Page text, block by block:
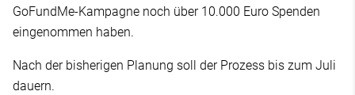
GoFundMe-Kampagne noch über 10.000 Euro Spenden
eingenommen haben.
Nach der bisherigen Planung soll der Prozess bis zum Juli
dauern.